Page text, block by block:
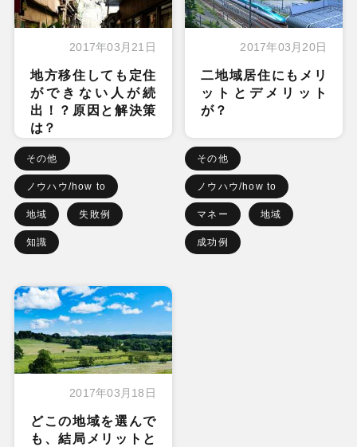
2017年03月21日
地方移住しても定住
ができない人が続
出！？原因と解決策
は？
その他
ノウハウ/how to
地域 失敗例
知識
2017年03月20日
二地域居住にもメリ
ットとデメリット
が？
その他
ノウハウ/how to
マネー 地域
成功例
2017年03月18日
どこの地域を選んで
も、結局メリットと